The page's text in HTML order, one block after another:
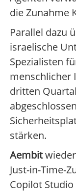
die Zunahme
Parallel dazu
israelische
Spezialisten
menschlicher
dritten
stärken.
Aembit
Just-in-Time-
Copilot